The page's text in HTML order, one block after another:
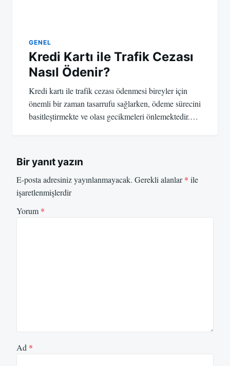
GENEL
Kredi Kartı ile Trafik Cezası
Nasıl Ödenir?
Kredi kartı ile trafik cezası ödenmesi bireyler için
önemli bir zaman tasarrufu sağlarken, ödeme sürecini
basitleştirmekte ve olası gecikmeleri önlemektedir.…
Bir yanıt yazın
E-posta adresiniz yayınlanmayacak. Gerekli alanlar* ile
işaretlenmişlerdir
Yorum *
Ad *